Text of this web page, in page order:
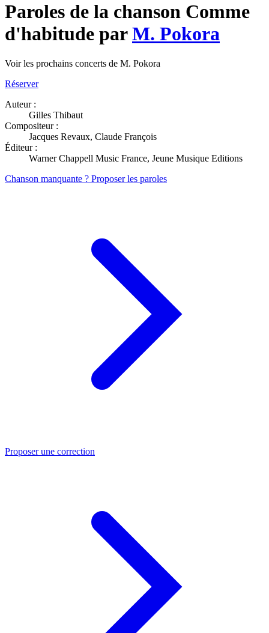
Paroles de la chanson Comme
d'habitude parM. Pokora
Voir les prochains concerts de M. Pokora
Réserver
Auteur :
Gilles Thibaut
Compositeur :
Jacques Revaux, Claude François
Éditeur :
Warner Chappell Music France, Jeune Musique Editions
Chanson manquante ? Proposer les paroles
Proposer une correction